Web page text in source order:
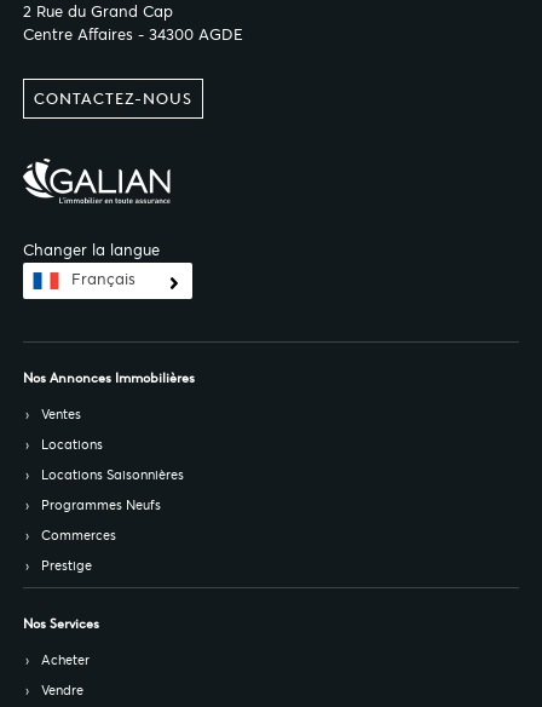
2 Rue du Grand Cap
Centre Affaires - 34300 AGDE
CONTACTEZ-NOUS
Changer la langue
Français
Nos Annonces Immobilières
Ventes
Locations
Locations Saisonnières
Programmes Neufs
Commerces
Prestige
Nos Services
Acheter
Vendre